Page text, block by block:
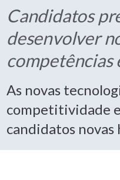
Candidatos
desenvolver
competências
As novas
competitividade
candidatos novas